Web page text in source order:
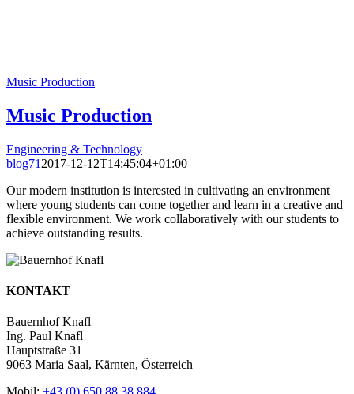
Music Production
Music Production
Engineering & Technology
blog71 2017-12-12T14:45:04+01:00
Our modern institution is interested in cultivating an environment
where young students can come together and learn in a creative and
flexible environment. We work collaboratively with our students to
achieve outstanding results.
KONTAKT
Bauernhof Knafl
Ing. Paul Knafl
Hauptstraße 31
9063 Maria Saal, Kärnten, Österreich